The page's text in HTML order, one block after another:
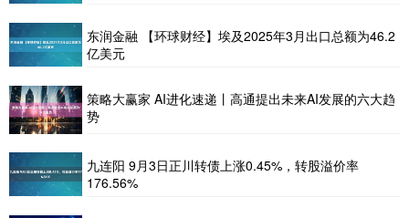
东润金融 【环球财经】埃及2025年3月出口总额为46.2
亿美元
策略大赢家 AI进化速递丨高通提出未来AI发展的六大趋
势
九连阳 9月3日正川转债上涨0.45%，转股溢价率
176.56%